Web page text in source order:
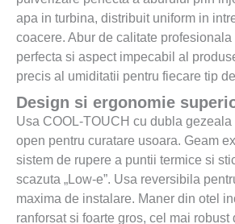
apa in turbina, distribuit uniform in
coacere. Abur de calitate profesionala
perfecta si aspect impecabil al
precis al umiditatii pentru fiecare tip
Design si ergonomie
Usa COOL-TOUCH cu dubla
open pentru curatare usoara. Geam
sistem de rupere a puntii termice si
scazuta „Low-e”. Usa reversibila
maxima de instalare. Maner din otel
ranforsat si foarte gros, cel mai robust